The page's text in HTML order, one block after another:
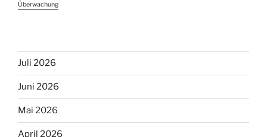
Überwachung
Juli 2026
Juni 2026
Mai 2026
April 2026